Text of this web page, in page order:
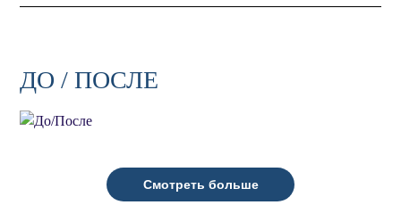
ДО / ПОСЛЕ
Смотреть больше